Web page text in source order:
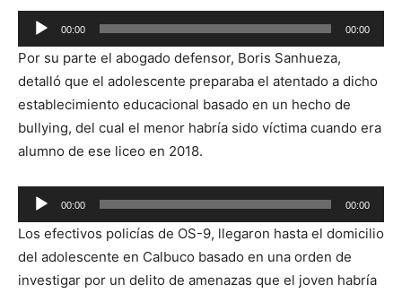
Reproductor
de
audio
00:00 00:00
Por su parte el abogado defensor, Boris Sanhueza,
detalló que el adolescente preparaba el atentado a dicho
establecimiento educacional basado en un hecho de
bullying, del cual el menor habría sido víctima cuando era
alumno de ese liceo en 2018.
Reproductor
de
audio
00:00 00:00
Los efectivos policías de OS-9, llegaron hasta el domicilio
del adolescente en Calbuco basado en una orden de
investigar por un delito de amenazas que el joven habría